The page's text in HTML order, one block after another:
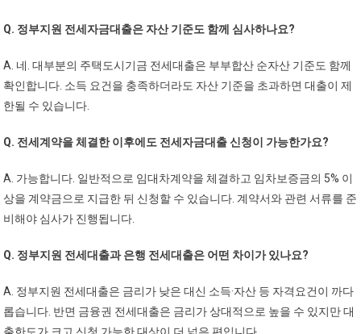
Q. 정부지원 전세자금대출은 자산 기준도 함께 심사하나요?
A. 네. 대부분의 주택도시기금 전세대출은 부부합산 순자산 기준도 함께
확인합니다. 소득 요건을 충족하더라도 자산 기준을 초과하면 대출이 제
한될 수 있습니다.
Q. 전세계약을 체결한 이후에도 전세자금대출 신청이 가능한가요?
A. 가능합니다. 일반적으로 임대차계약을 체결하고 임차보증금의 5% 이
상을 계약금으로 지급한 뒤 신청할 수 있습니다. 계약서와 관련 서류를 준
비해야 심사가 진행됩니다.
Q. 정부지원 전세대출과 은행 전세대출은 어떤 차이가 있나요?
A. 정부지원 전세대출은 금리가 낮은 대신 소득·자산 등 자격요건이 까다
롭습니다. 반면 금융권 전세대출은 금리가 상대적으로 높을 수 있지만 대
출한도가 크고 신청 가능한 대상이 더 넓은 편입니다.